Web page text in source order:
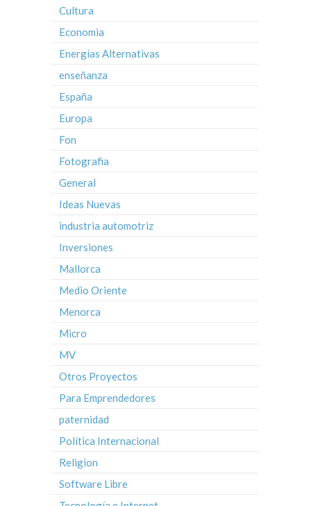
Cultura
Economia
Energías Alternativas
enseñanza
España
Europa
Fon
Fotografia
General
Ideas Nuevas
industria automotriz
Inversiones
Mallorca
Medio Oriente
Menorca
Micro
MV
Otros Proyectos
Para Emprendedores
paternidad
Política Internacional
Religion
Software Libre